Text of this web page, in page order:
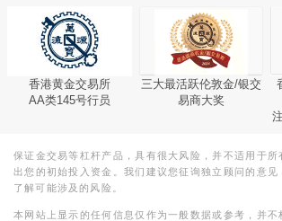
香港黄金交易所
AA类145号行员
三大最活跃伦敦金/银交
易商大奖
保证金交易等杠杆产品，具有很大风险，并不适用于所
出您的初始投入资金。我们建议您征询独立顾问的意见
了解可能涉及的风险。
本网站上显示的任何信息仅作为一般数据或参考，并不